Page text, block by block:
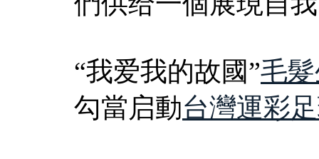
“我爱我的故國”毛
勾當启動台灣運彩